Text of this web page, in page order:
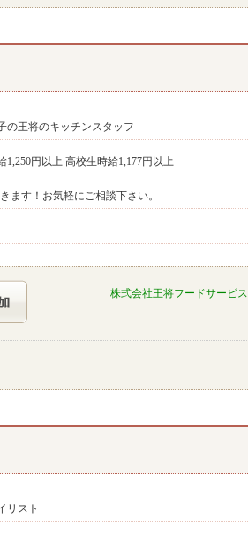
の王将のキッチンスタッフ
1,250円以上 高校生時給1,177円以上
ます！お気軽にご相談下さい。
株式会社王将フードサービス
リスト